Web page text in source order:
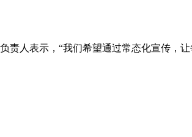
责人表示，“我们希望通过常态化宣传，